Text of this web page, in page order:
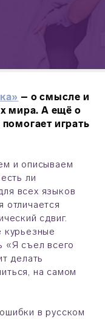
– о смысле и
мира. А ещё о
играть
и описываем
ли
всех языков
отличается
сдвиг.
курьезные
«Я съел всего
делать
на самом
в русском